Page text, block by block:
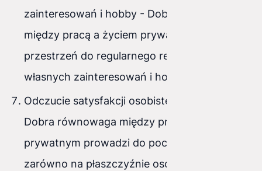
zainteresowań i hobby - Dobra równowaga
między pracą a życiem prywatnym daje czas i
przestrzeń do regularnego realizowania
własnych zainteresowań i hobby.
Odczucie satysfakcji osobistej i zawodowej -
Dobra równowaga między pracą a życiem
prywatnym prowadzi do poczucia satysfakcji
zarówno na płaszczyźnie osobistej, jak i